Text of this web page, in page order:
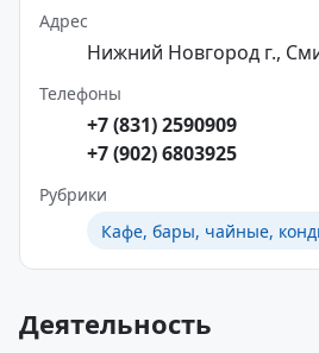
Адрес
Нижний Новгород г.,
Телефоны
+7 (831) 2590909
+7 (902) 6803925
Рубрики
Кафе, бары, чайные,
Деятельность